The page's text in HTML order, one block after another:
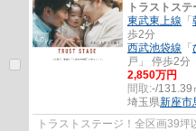
トラストス
東武東上線 「
歩2分
西武池袋線 「
戸」 停歩2分
2,850万円
間取:-/131.39
埼玉県新座市
トラストステージ！全区画39